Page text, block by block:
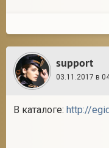
support
03.11.2017 в
В каталоге: http://